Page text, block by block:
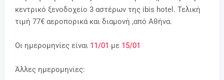
κεντρικό ξενοδοχείο 3 αστέρων της ibis hotel. Τελική
τιμή 77€ αεροπορικά και διαμονή ,από Αθήνα.
Οι ημερομηνίες είναι 11/01 με 15/01
Άλλες ημερομηνίες: